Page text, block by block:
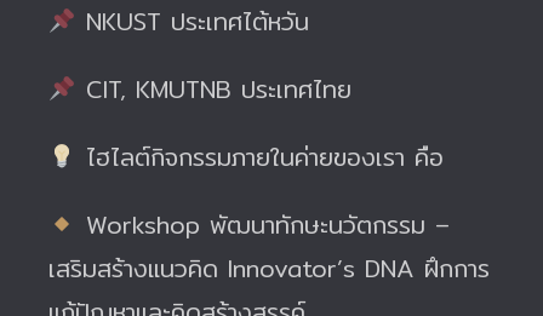
NKUST ประเทศไต้หวัน
CIT, KMUTNB ประเทศไทย
ไฮไลต์กิจกรรมภายในค่ายของเรา คือ
Workshop พัฒนาทักษะนวัตกรรม –
เสริมสร้างแนวคิด Innovator’s DNA ฝึกการ